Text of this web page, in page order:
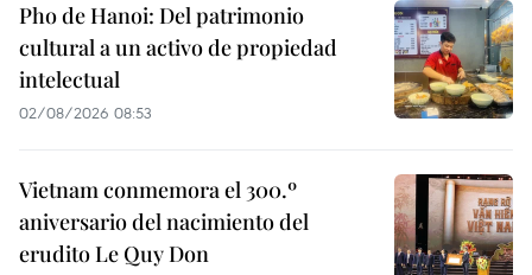
Pho de Hanoi: Del patrimonio
cultural a un activo de propiedad
intelectual
02/08/2026 08:53
Vietnam conmemora el 300.º
aniversario del nacimiento del
erudito Le Quy Don